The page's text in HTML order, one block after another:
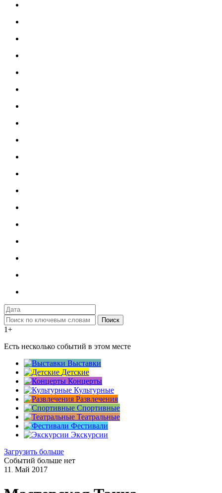
Поиск
1+
Есть несколько событий в этом месте
Выставки
Детские
Концерты
Культурные
Развлечения
Спортивные
Театральные
Фестивали
Экскурсии
Загрузить больше
Событий больше нет
11 . Май 2017